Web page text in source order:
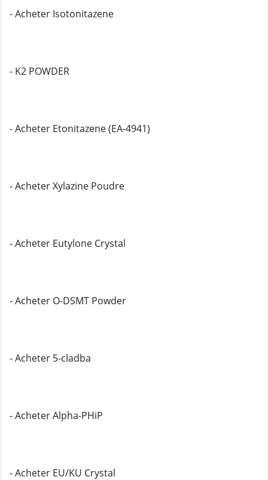
- Acheter Isotonitazene
- K2 POWDER
- Acheter Etonitazene (EA-4941)
- Acheter Xylazine Poudre
- Acheter Eutylone Crystal
- Acheter O-DSMT Powder
- Acheter 5-cladba
- Acheter Alpha-PHiP
- Acheter EU/KU Crystal